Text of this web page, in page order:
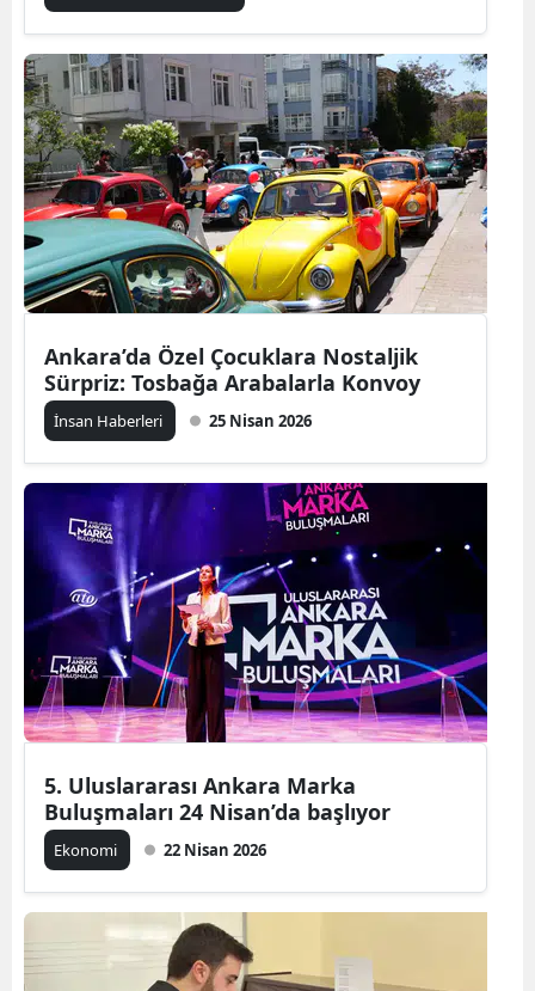
Ankara’da Özel Çocuklara Nostaljik
Sürpriz: Tosbağa Arabalarla Konvoy
İnsan Haberleri 25 Nisan 2026
5. Uluslararası Ankara Marka
Buluşmaları 24 Nisan’da başlıyor
Ekonomi 22 Nisan 2026